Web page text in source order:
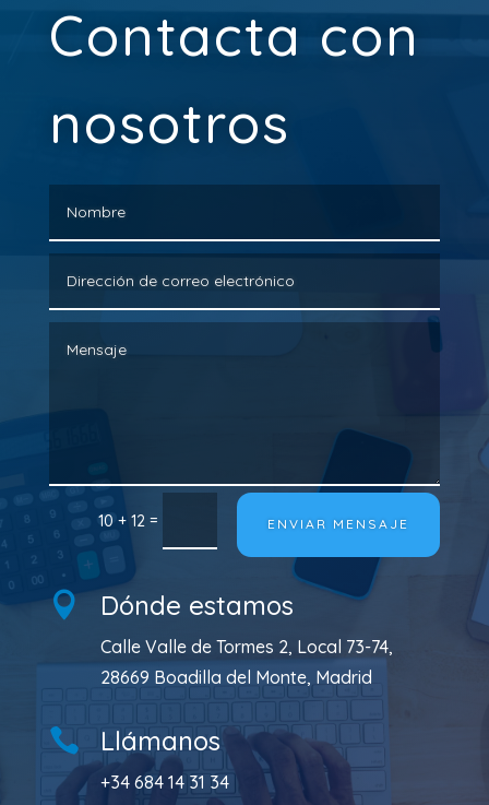
Contacta con
nosotros
10 + 12 = ENVIAR MENSAJE
 Dónde estamos
Calle Valle de Tormes 2, Local 73-74,
28669 Boadilla del Monte, Madrid
 Llámanos
+34 684 14 31 34